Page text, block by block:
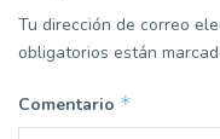
Tu dirección de correo
obligatorios están
Comentario *